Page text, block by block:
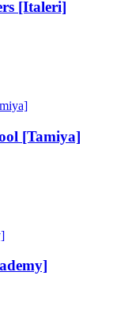
[Italeri]
[Tamiya]